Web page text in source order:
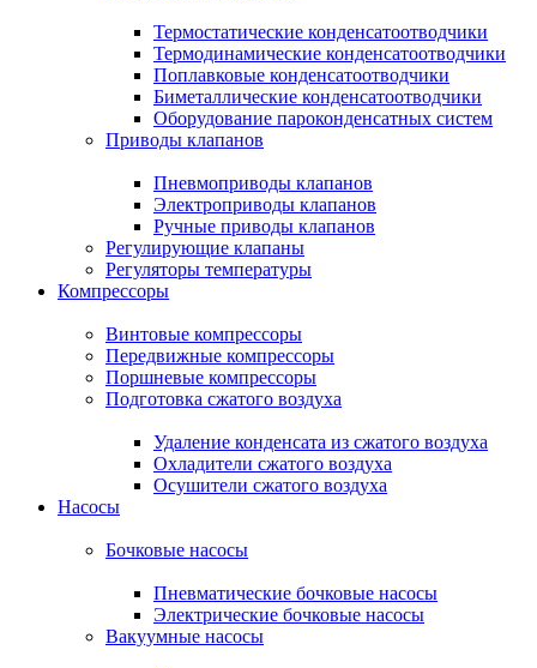
Термостатические конденсатоотводчики
Термодинамические конденсатоотводчики
Поплавковые конденсатоотводчики
Биметаллические конденсатоотводчики
Оборудование пароконденсатных систем
Приводы клапанов
Пневмоприводы клапанов
Электроприводы клапанов
Ручные приводы клапанов
Регулирующие клапаны
Регуляторы температуры
Компрессоры
Винтовые компрессоры
Передвижные компрессоры
Поршневые компрессоры
Подготовка сжатого воздуха
Удаление конденсата из сжатого воздуха
Охладители сжатого воздуха
Осушители сжатого воздуха
Насосы
Бочковые насосы
Пневматические бочковые насосы
Электрические бочковые насосы
Вакуумные насосы